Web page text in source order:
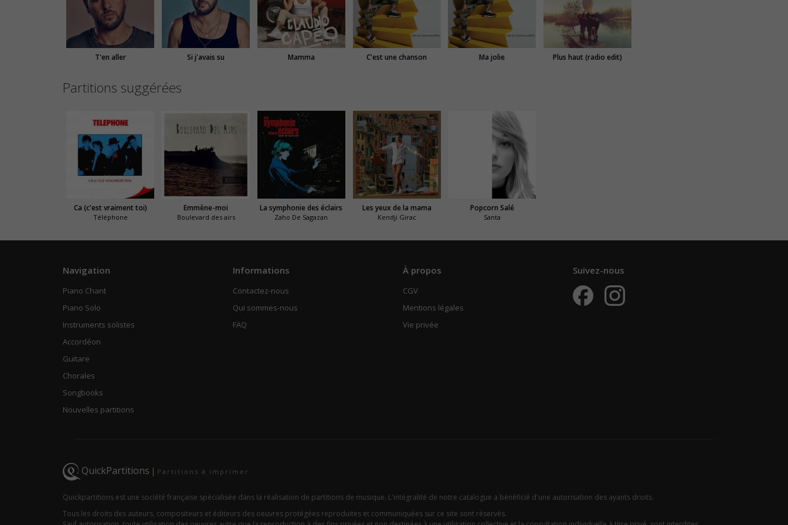
T'en aller Si j'avais su Mamma C'est une chanson Ma jolie Plus haut (radio edit)
Partitions suggérées
Ca (c'est vraiment toi)
Téléphone
Emmène-moi
Boulevard des airs
La symphonie des éclairs
Zaho De Sagazan
Les yeux de la mama
Kendji Girac
Popcorn Salé
Santa
Navigation
Piano Chant
Piano Solo
Instruments solistes
Accordéon
Guitare
Chorales
Songbooks
Nouvelles partitions
Informations
Contactez-nous
Qui sommes-nous
FAQ
À propos
CGV
Mentions légales
Vie privée
Suivez-nous
QuickPartitions | Partitions à imprimer
Quickpartitions est une société française spécialisée dans la réalisation de partitions de musique. L'intégralité de notre catalogue a bénéficié d'une autorisation des ayants droits.
Tous les droits des auteurs, compositeurs et éditeurs des oeuvres protégées reproduites et communiquées sur ce site sont réservés.